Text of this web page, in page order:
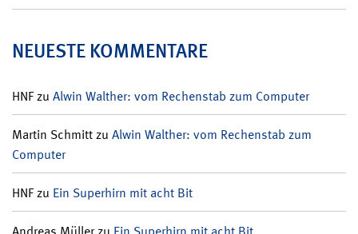
NEUESTE KOMMENTARE
HNFzu Alwin Walther: vom Rechenstab zum Computer
Martin Schmittzu Alwin Walther: vom Rechenstab zum
Computer
HNFzu Ein Superhirn mit acht Bit